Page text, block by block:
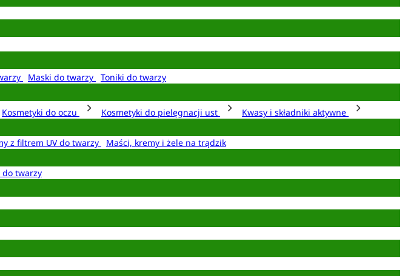
Maski do twarzy
Toniki do twarzy
Kosmetyki do oczu Kosmetyki do pielęgnacji ust
Kwasy i składniki aktywne
z filtrem UV do twarzy
Maści, kremy i żele na trądzik
do twarzy